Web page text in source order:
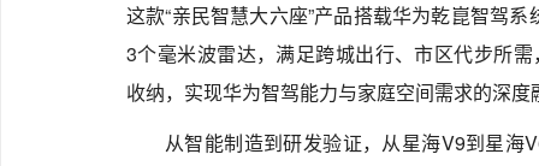
这款“亲民智慧大六座”产品搭载华为乾崑智驾
3个毫米波雷达，满足跨城出行、市区代步所
收纳，实现华为智驾能力与家庭空间需求的深度
从智能制造到研发验证，从星海V9到星海